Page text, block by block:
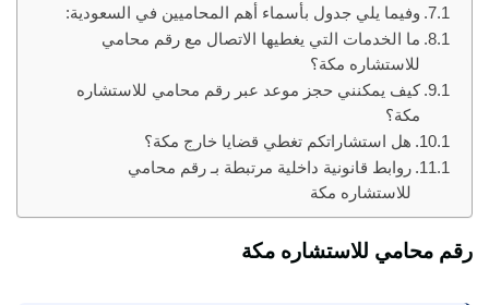
وفيما يلي جدول بأسماء أهم المحاميين في السعودية:
ما الخدمات التي يغطيها الاتصال مع رقم محامي
للاستشاره مكة؟
كيف يمكنني حجز موعد عبر رقم محامي للاستشاره
مكة؟
هل استشاراتكم تغطي قضايا خارج مكة؟
روابط قانونية داخلية مرتبطة بـ رقم محامي
للاستشاره مكة
رقم محامي للاستشاره مكة